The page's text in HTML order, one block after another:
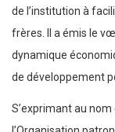
de l’institution à
frères. Il a émis le
dynamique
de développement
S’exprimant au